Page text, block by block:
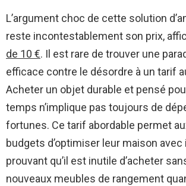
L’argument choc de cette solution
reste incontestablement son prix,
de 10 €. Il est rare de trouver une
efficace contre le désordre à un tarif
Acheter un objet durable et pensé
temps n’implique pas toujours de
fortunes. Ce tarif abordable permet
budgets d’optimiser leur maison
prouvant qu’il est inutile d’acheter
nouveaux meubles de rangement